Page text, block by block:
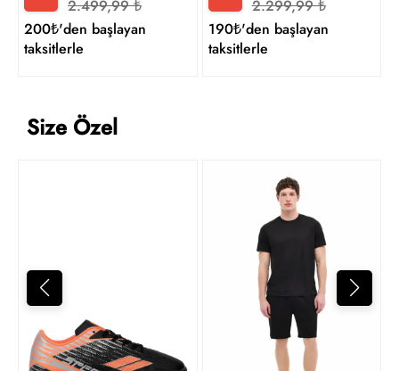
2.499,99 ₺
200₺'den başlayan
taksitlerle
2.299,99 ₺
190₺'den başlayan
taksitlerle
Size Özel